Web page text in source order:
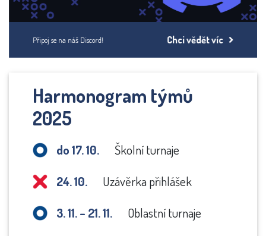
Připoj se na náš Discord! Chci vědět víc
Harmonogram týmů
2025
do 17. 10. Školní turnaje
24. 10. Uzávěrka přihlášek
3. 11. – 21. 11. Oblastní turnaje